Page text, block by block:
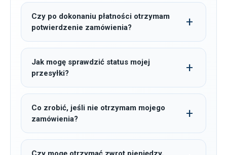
Czy po dokonaniu płatności otrzymam
potwierdzenie zamówienia?
Jak mogę sprawdzić status mojej
przesyłki?
Co zrobić, jeśli nie otrzymam mojego
zamówienia?